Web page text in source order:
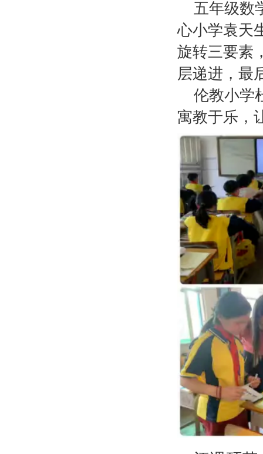
五年级数
心小学袁天
旋转三要素
层递进，最
伦教小学
寓教于乐，